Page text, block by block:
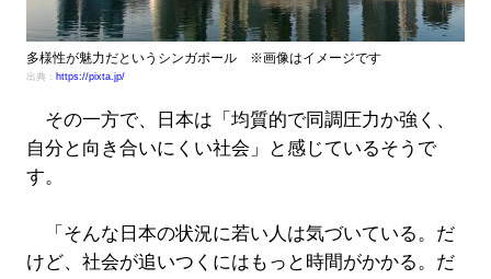
多様性が魅力だというシンガポール ※画像はイメージです
出典： https://pixta.jp/
その一方で、日本は「均質的で同調圧力か強く、
自分と向き合いにくい社会」と感じているそうで
す。
「そんな日本の状況に若い人は気づいている。だ
けど、社会が追いつくにはもっと時間がかかる。だ